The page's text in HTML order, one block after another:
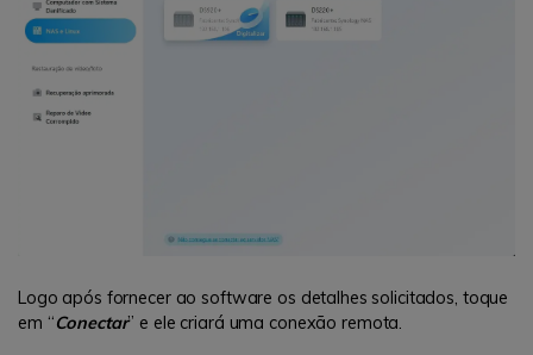
Logo após fornecer ao software os detalhes solicitados, toque
em “Conectar” e ele criará uma conexão remota.